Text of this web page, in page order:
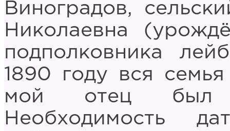
Виноградов,
Николаевна
подполковника
1890 году вся
мой отец был
Необходимость